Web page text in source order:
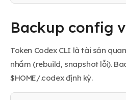
Backup config
Token Codex CLI là tài sản
nhầm (rebuild, snapshot lỗi).
$HOME/.codex định kỳ.